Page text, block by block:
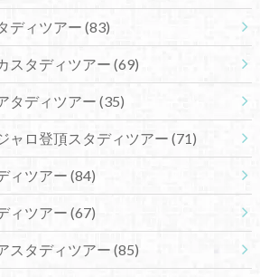
ディツアー (83)
スタディツアー (69)
タディツアー (35)
ャロ登頂スタディツアー (71)
ィツアー (84)
ィツアー (67)
スタディツアー (85)